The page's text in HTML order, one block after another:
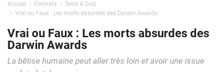
Accueil Formats
Tests & Quiz
Vrai ou Faux : Les morts absurdes des Darwin Awards
Vrai ou Faux : Les morts absurdes des
Darwin Awards
La bêtise humaine peut aller très loin et avoir une issue